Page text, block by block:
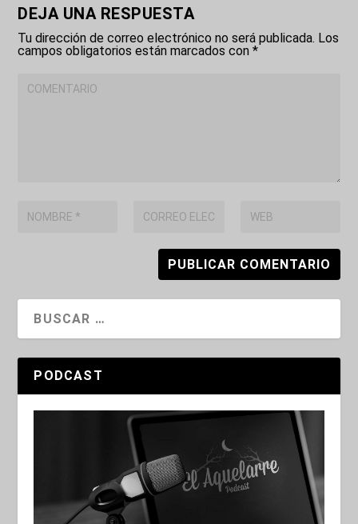
DEJA UNA RESPUESTA
Tu dirección de correo electrónico no será publicada. Los
campos obligatorios están marcados con*
PODCAST